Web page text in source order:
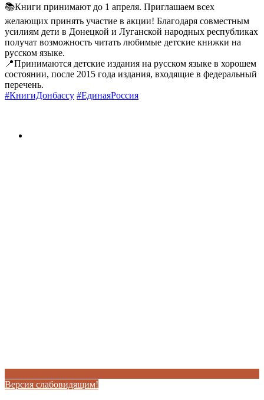
📚Книги принимают до 1 апреля. Приглашаем всех
желающих принять участие в акции! Благодаря совместным
усилиям дети в Донецкой и Луганской народных республиках
получат возможность читать любимые детские книжки на
русском языке.
📍Принимаются детские издания на русском языке в хорошем
состоянии, после 2015 года издания, входящие в федеральный
перечень.
#КнигиДонбассу #ЕдинаяРоссия
Версия слабовидящим!